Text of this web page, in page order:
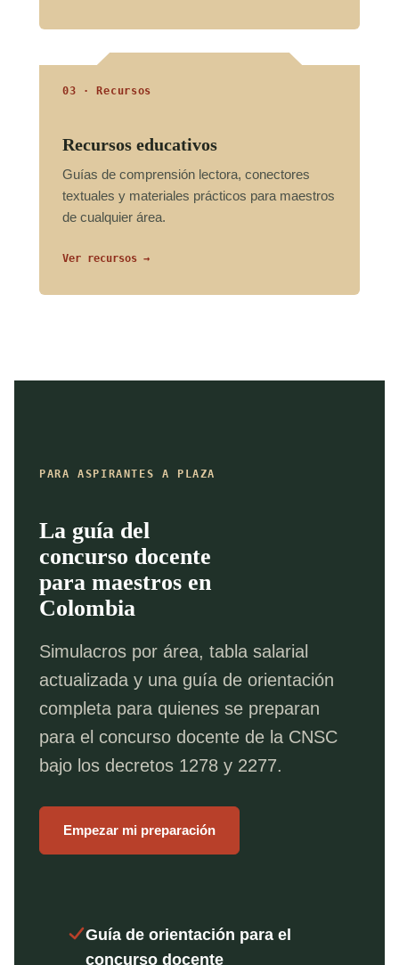
03 · Recursos
Recursos educativos
Guías de comprensión lectora, conectores
textuales y materiales prácticos para maestros
de cualquier área.
Ver recursos →
PARA ASPIRANTES A PLAZA
La guía del
concurso docente
para maestros en
Colombia
Simulacros por área, tabla salarial
actualizada y una guía de orientación
completa para quienes se preparan
para el concurso docente de la CNSC
bajo los decretos 1278 y 2277.
Empezar mi preparación
Guía de orientación para el
concurso docente